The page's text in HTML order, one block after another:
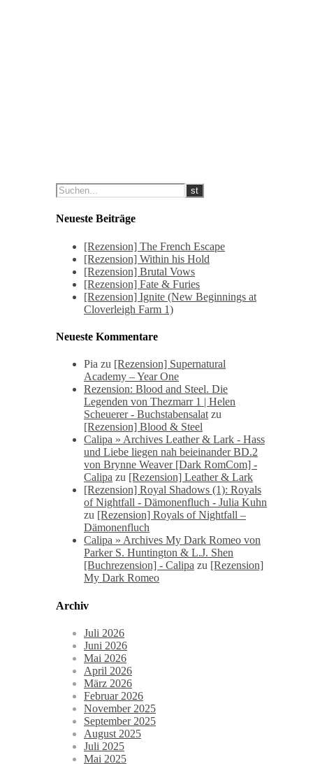
Neueste Beiträge
[Rezension] The French Escape
[Rezension] Within his Hold
[Rezension] Brutal Vows
[Rezension] Fate & Furies
[Rezension] Ignite (New Beginnings at
Cloverleigh Farm 1)
Neueste Kommentare
Pia zu [Rezension] Supernatural
Academy – Year One
Rezension: Blood and Steel. Die
Legenden von Thezmarr 1 | Helen
Scheuerer - Buchstabensalat zu
[Rezension] Blood & Steel
Calipa » Archives Leather & Lark - Hass
und Liebe liegen nah beieinander BD.2
von Brynne Weaver [Dark RomCom] -
Calipa zu [Rezension] Leather & Lark
[Rezension] Royal Shadows (1): Royals
of Nightfall - Dämonenfluch - Julia Kuhn
zu [Rezension] Royals of Nightfall –
Dämonenfluch
Calipa » Archives My Dark Romeo von
Parker S. Huntington & L.J. Shen
[Buchrezension] - Calipa zu [Rezension]
My Dark Romeo
Archiv
Juli 2026
Juni 2026
Mai 2026
April 2026
März 2026
Februar 2026
November 2025
September 2025
August 2025
Juli 2025
Mai 2025